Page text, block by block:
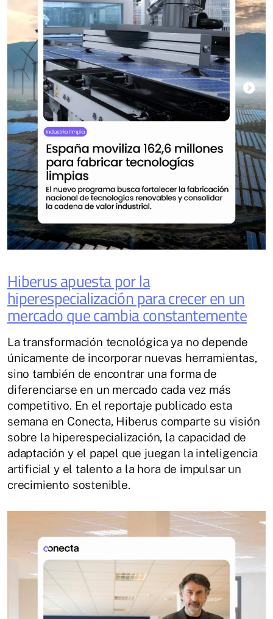
Hiberus apuesta por la
hiperespecialización para crecer en un
mercado que cambia constantemente
La transformación tecnológica ya no depende
únicamente de incorporar nuevas herramientas,
sino también de encontrar una forma de
diferenciarse en un mercado cada vez más
competitivo. En el reportaje publicado esta
semana en Conecta, Hiberus comparte su visión
sobre la hiperespecialización, la capacidad de
adaptación y el papel que juegan la inteligencia
artificial y el talento a la hora de impulsar un
crecimiento sostenible.